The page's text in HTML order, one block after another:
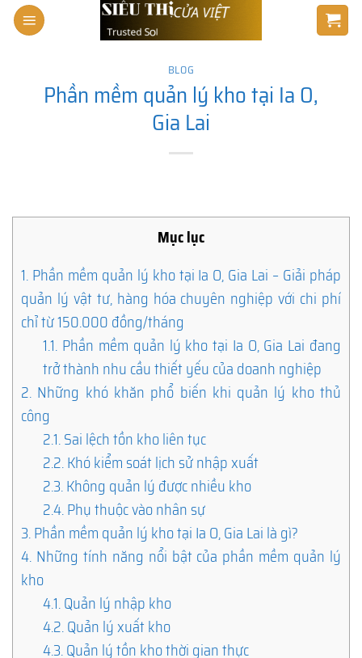
Skip
BLOG
Phần mềm quản lý kho tại Ia O,
Gia Lai
Mục lục
1. Phần mềm quản lý kho tại Ia O, Gia Lai – Giải pháp
quản lý vật tư, hàng hóa chuyên nghiệp với chi phí
chỉ từ 150.000 đồng/tháng
1.1. Phần mềm quản lý kho tại Ia O, Gia Lai đang
trở thành nhu cầu thiết yếu của doanh nghiệp
2. Những khó khăn phổ biến khi quản lý kho thủ
công
2.1.Sai lệch tồn kho liên tục
2.2.Khó kiểm soát lịch sử nhập xuất
2.3.Không quản lý được nhiều kho
2.4.Phụ thuộc vào nhân sự
3.Phần mềm quản lý kho tại Ia O, Gia Lai là gì?
4. Những tính năng nổi bật của phần mềm quản lý
kho
4.1.Quản lý nhập kho
4.2.Quản lý xuất kho
4.3.Quản lý tồn kho thời gian thực